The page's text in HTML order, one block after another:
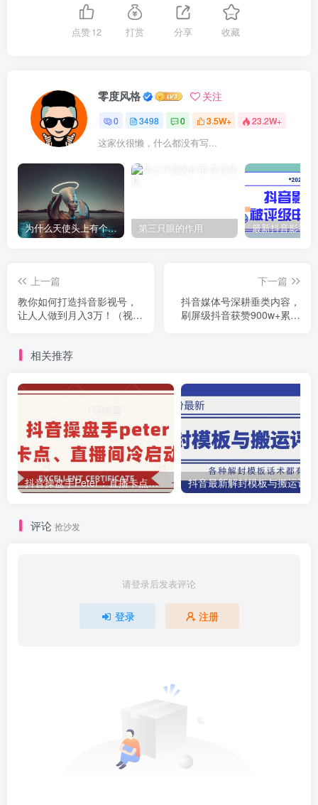
点赞12 打赏 分享 收藏
零度风格 关注
0 3498 0 3.5W+ 23.2W+
这家伙很懒，什么都没有写...
为什么天使头上有个圈？ 第三只眼的作用
上一篇
教你如何打造抖音影视号，
让人人做到月入3万！（视频
下一篇
抖音媒体号深耕垂类内容，
刷屏级抖音获赞900w+累计
相关推荐
抖音操盘手Peter：直播卡点、直播间冷启动分享
评论 抢沙发
请登录后发表评论
登录 注册